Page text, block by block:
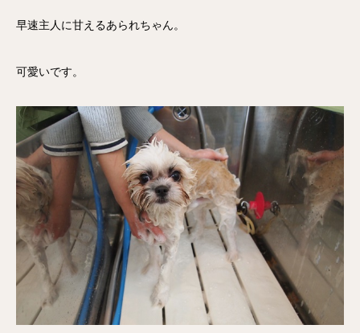
早速主人に甘えるあられちゃん。
可愛いです。